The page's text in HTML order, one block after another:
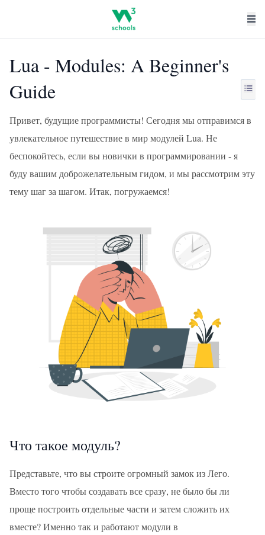
Lua - Modules: A Beginner's
Guide
Привет, будущие программисты! Сегодня мы отправимся в
увлекательное путешествие в мир модулей Lua. Не
беспокойтесь, если вы новички в программировании - я
буду вашим доброжелательным гидом, и мы рассмотрим эту
тему шаг за шагом. Итак, погружаемся!
Что такое модуль?
Представьте, что вы строите огромный замок из Лего.
Вместо того чтобы создавать все сразу, не было бы ли
проще построить отдельные части и затем сложить их
вместе? Именно так и работают модули в